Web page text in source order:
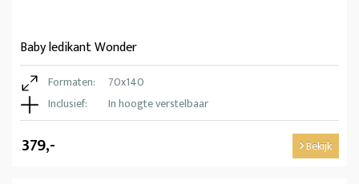
Baby ledikant Wonder
Formaten:
70x140
Inclusief:
In hoogte verstelbaar
379,- Bekijk